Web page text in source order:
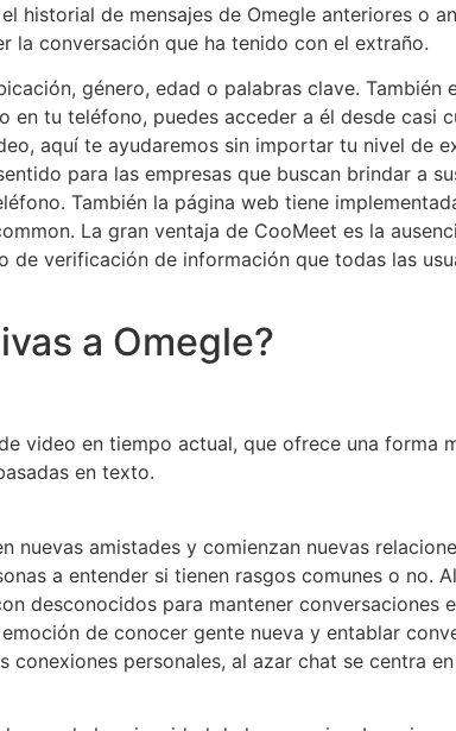
historial de mensajes de Omegle anteriores o
la conversación que ha tenido con el extraño.
género, edad o palabras clave.
tu teléfono, puedes acceder a él desde casi
aquí te ayudaremos sin importar tu nivel de
para las empresas que buscan brindar a
También la página web tiene
La gran ventaja de CooMeet es la
verificación de información que todas las
a Omegle?
video en tiempo actual, que ofrece una forma
en texto.
nuevas amistades y comienzan nuevas
a entender si tienen rasgos comunes o no.
desconocidos para mantener conversaciones
de conocer gente nueva y entablar
personales, al azar chat se centra